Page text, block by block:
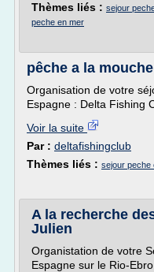
Thèmes liés : sejour
peche en mer
pêche a la
Organisation de votre
Espagne : Delta Fishing
Voir la suite
Par : deltafishingclub
Thèmes liés : sejour peche
A la recherche
Julien
Organistation de votre
Espagne sur le Rio-